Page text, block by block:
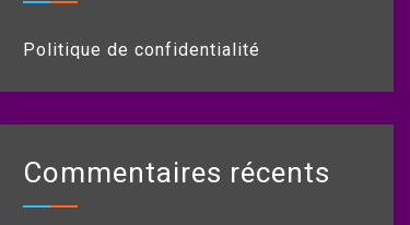
Politique de confidentialité
Commentaires récents